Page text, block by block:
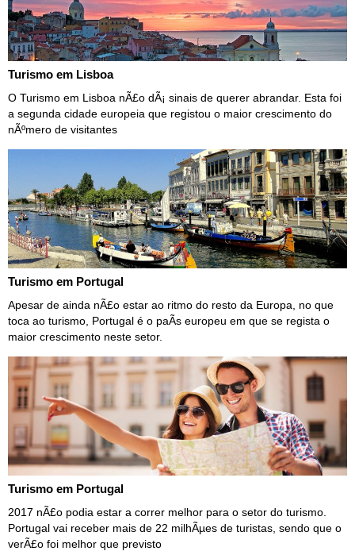
Turismo em Lisboa
O Turismo em Lisboa nÃ£o dÃ¡ sinais de querer abrandar. Esta foi
a segunda cidade europeia que registou o maior crescimento do
nÃºmero de visitantes
Turismo em Portugal
Apesar de ainda nÃ£o estar ao ritmo do resto da Europa, no que
toca ao turismo, Portugal é o paÃ­s europeu em que se regista o
maior crescimento neste setor.
Turismo em Portugal
2017 nÃ£o podia estar a correr melhor para o setor do turismo.
Portugal vai receber mais de 22 milhÃµes de turistas, sendo que o
verÃ£o foi melhor que previsto